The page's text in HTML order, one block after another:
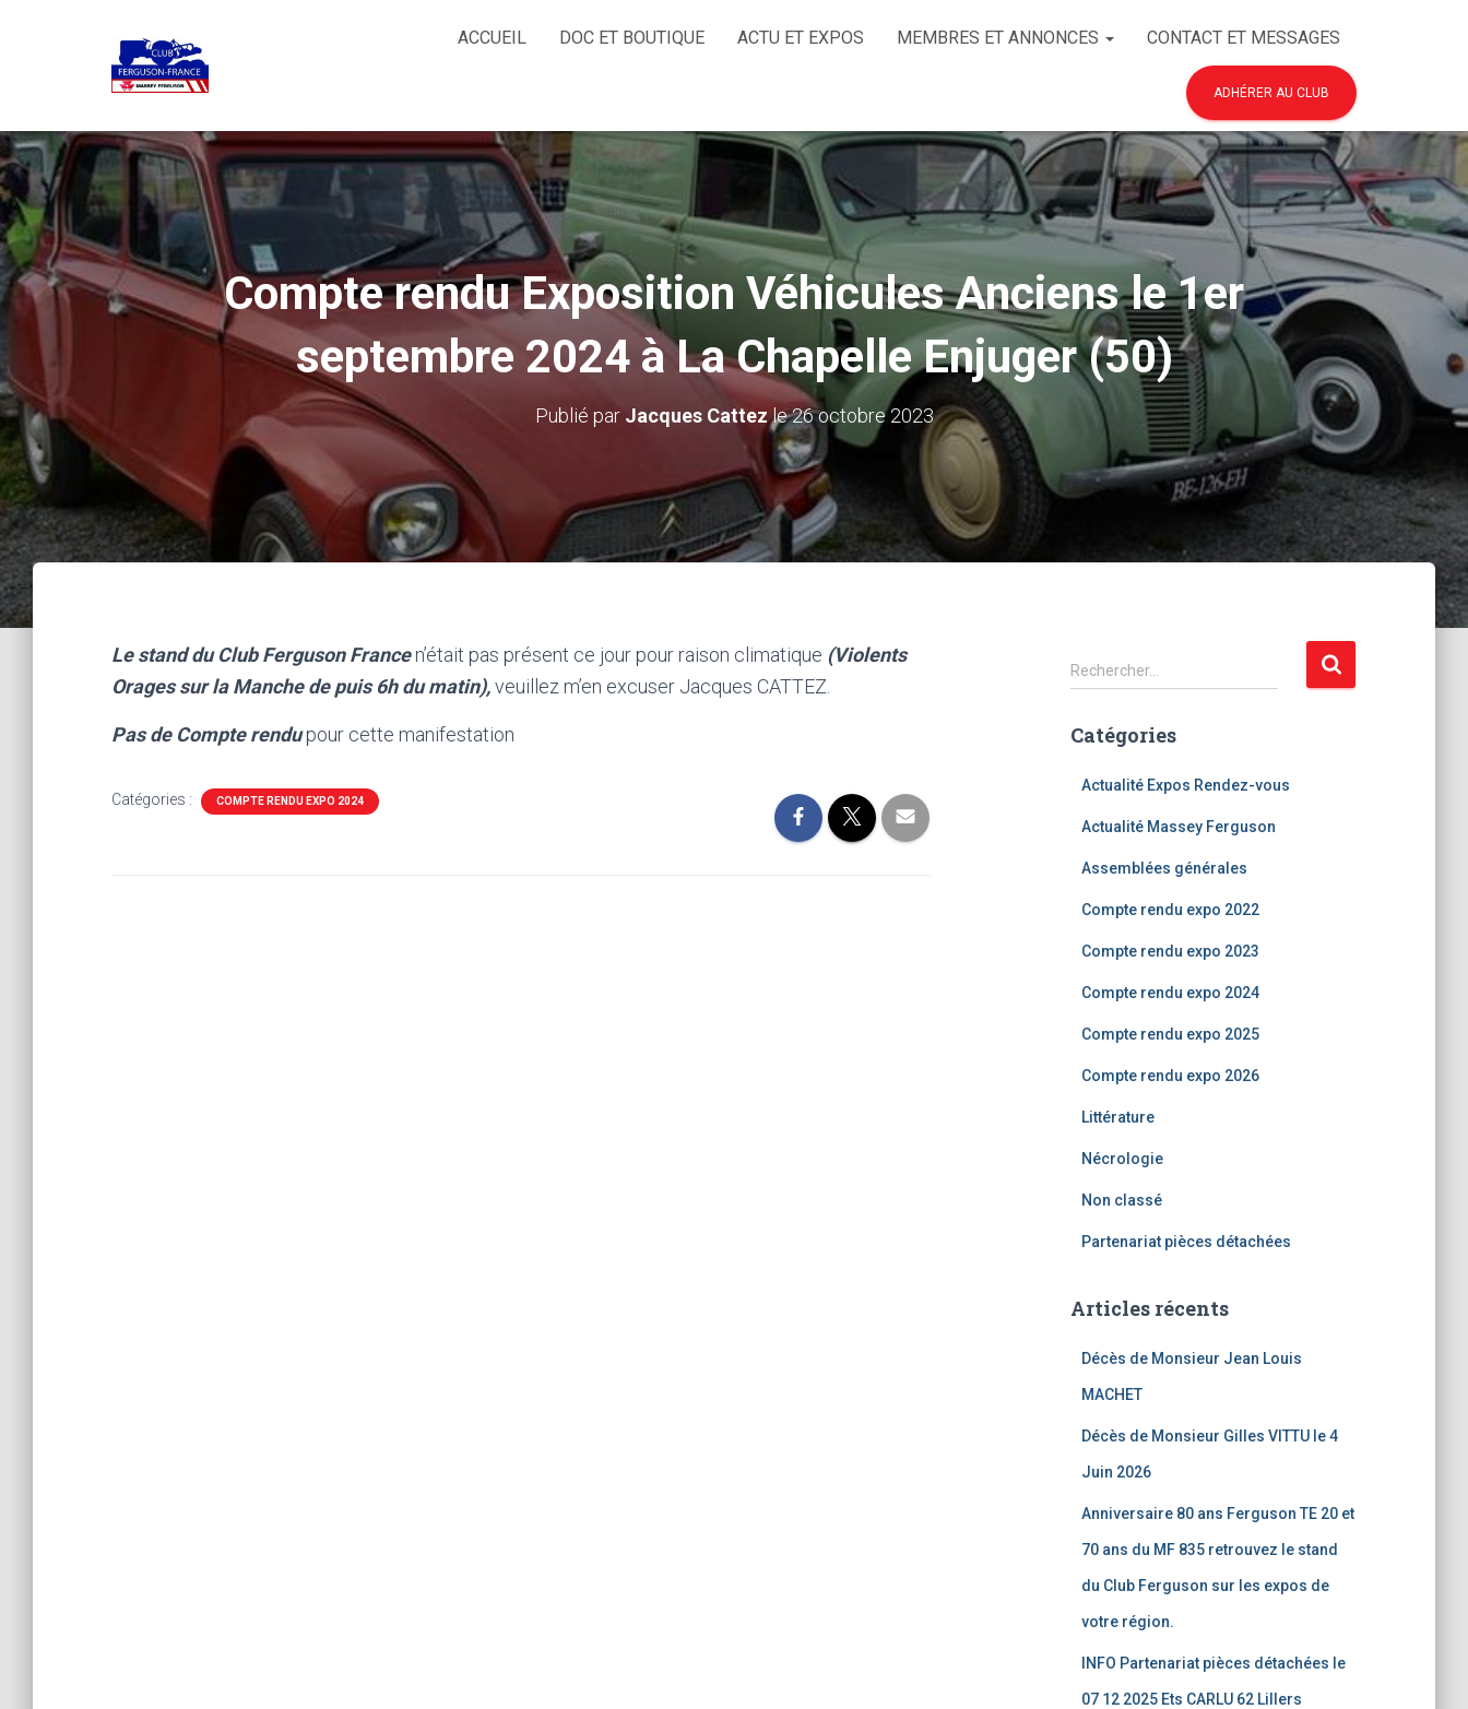
ACCUEIL DOC ET BOUTIQUE ACTU ET EXPOS MEMBRES ET ANNONCES CONTACT ET MESSAGES
ADHÉRER AU CLUB
Compte rendu Exposition Véhicules Anciens le 1er
septembre 2024 à La Chapelle Enjuger (50)
Publié par Jacques Cattezle26 octobre 2023
Le stand du Club Ferguson Francen’était pas présent ce jour pour raison climatique (Violents
Orages sur la Manche de puis 6h du matin),veuillez m’en excuser Jacques CATTEZ.
Pas de Compte rendupour cette manifestation
Catégories : COMPTE RENDU EXPO 2024
R
e
h
Rechercher…
Catégories
Actualité Expos Rendez-vous
Actualité Massey Ferguson
Assemblées générales
Compte rendu expo 2022
Compte rendu expo 2023
Compte rendu expo 2024
Compte rendu expo 2025
Compte rendu expo 2026
Littérature
Nécrologie
Non classé
Partenariat pièces détachées
Articles récents
Décès de Monsieur Jean Louis
MACHET
Décès de Monsieur Gilles VITTU le 4
Juin 2026
Anniversaire 80 ans Ferguson TE 20 et
70 ans du MF 835 retrouvez le stand
du Club Ferguson sur les expos de
votre région.
INFO Partenariat pièces détachées le
07 12 2025 Ets CARLU 62 Lillers